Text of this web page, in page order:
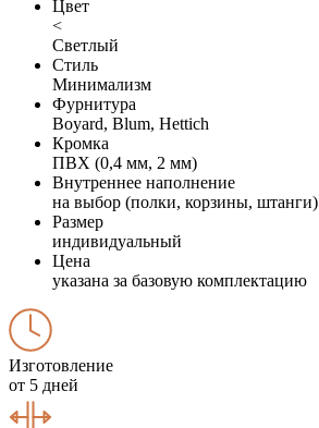
Цвет
<
Светлый
Стиль
Минимализм
Фурнитура
Boyard, Blum, Hettich
Кромка
ПВХ (0,4 мм, 2 мм)
Внутреннее наполнение
на выбор (полки, корзины, штанги)
Размер
индивидуальный
Цена
указана за базовую комплектацию
Изготовление
от 5 дней